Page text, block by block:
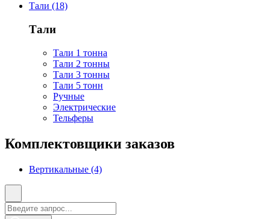
Тали (18)
Тали
Тали 1 тонна
Тали 2 тонны
Тали 3 тонны
Тали 5 тонн
Ручные
Электрические
Тельферы
Комплектовщики заказов
Вертикальные (4)